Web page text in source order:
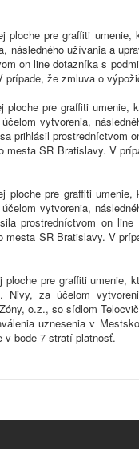
pre graffiti
užívania a
on line dotazníka s
že zmluva o
pre graffiti
vytvorenia,
prihlásil prostredníctvom
mesta SR Bratislavy. V
pre graffiti
vytvorenia,
prostredníctvom on
mesta SR Bratislavy. V
pre graffiti umenie,
za účelom
o.z., so sídlom
uznesenia v
v bode 7 stratí platnosť.